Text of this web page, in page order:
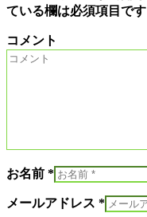
ている欄は必須項目です
コメント
お名前 *
メールアドレス *